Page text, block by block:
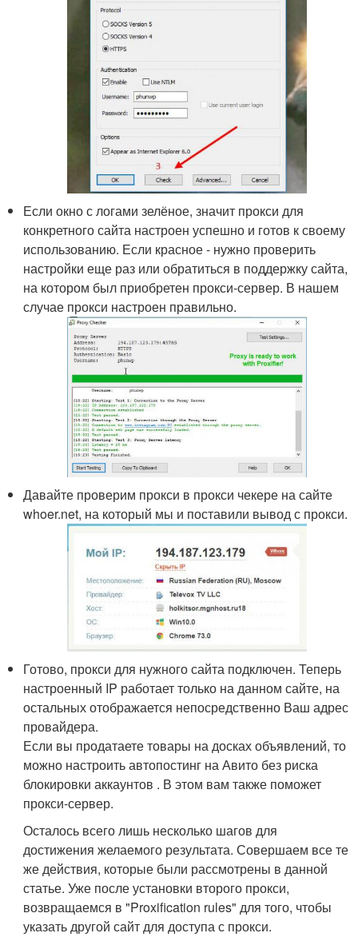
Если окно с логами зелёное, значит прокси для
конкретного сайта настроен успешно и готов к своему
использованию. Если красное - нужно проверить
настройки еще раз или обратиться в поддержку сайта,
на котором был приобретен прокси-сервер. В нашем
случае прокси настроен правильно.
Давайте проверим прокси в прокси чекере на сайте
whoer.net, на который мы и поставили вывод с прокси.
Готово, прокси для нужного сайта подключен. Теперь
настроенный IP работает только на данном сайте, на
остальных отображается непосредственно Ваш адрес
провайдера.
Если вы продатаете товары на досках объявлений, то
можно настроить автопостинг на Авито без риска
блокировки аккаунтов . В этом вам также поможет
прокси-сервер.
Осталось всего лишь несколько шагов для
достижения желаемого результата. Совершаем все те
же действия, которые были рассмотрены в данной
статье. Уже после установки второго прокси,
возвращаемся в "Proxification rules" для того, чтобы
указать другой сайт для доступа с прокси.